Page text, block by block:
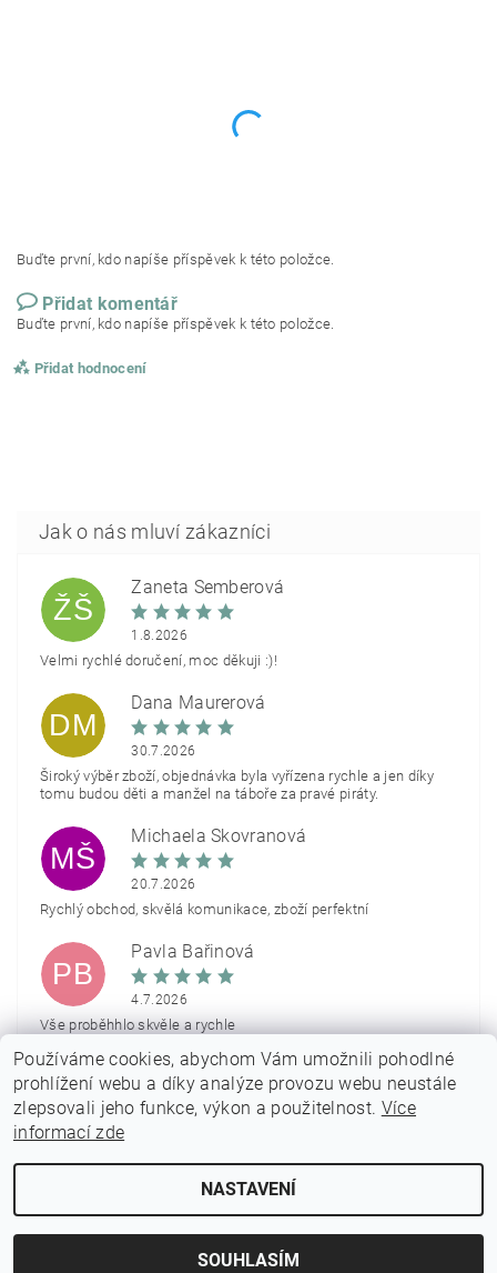
Buďte první, kdo napíše příspěvek k této položce.
Přidat komentář
Buďte první, kdo napíše příspěvek k této položce.
Přidat hodnocení
ŽŠ
Žaneta Šemberová
1.8.2026
Velmi rychlé doručení, moc děkuji :)!
DM
Dana Maurerová
30.7.2026
Široký výběr zboží, objednávka byla vyřízena rychle a jen díky
tomu budou děti a manžel na táboře za pravé piráty.
MŠ
Michaela Škovranová
20.7.2026
Rychlý obchod, skvělá komunikace, zboží perfektní
PB
Pavla Bařinová
4.7.2026
Vše proběhhlo skvěle a rychle
Zobrazit další hodnocení
2026 © PARTYON.cz, všechna práva vyhrazena
Vytvořil Shoptet
Používáme cookies, abychom Vám umožnili pohodlné
prohlížení webu a díky analýze provozu webu neustále
zlepsovali jeho funkce, výkon a použitelnost. Více
informací zde
NASTAVENÍ
SOUHLASÍM